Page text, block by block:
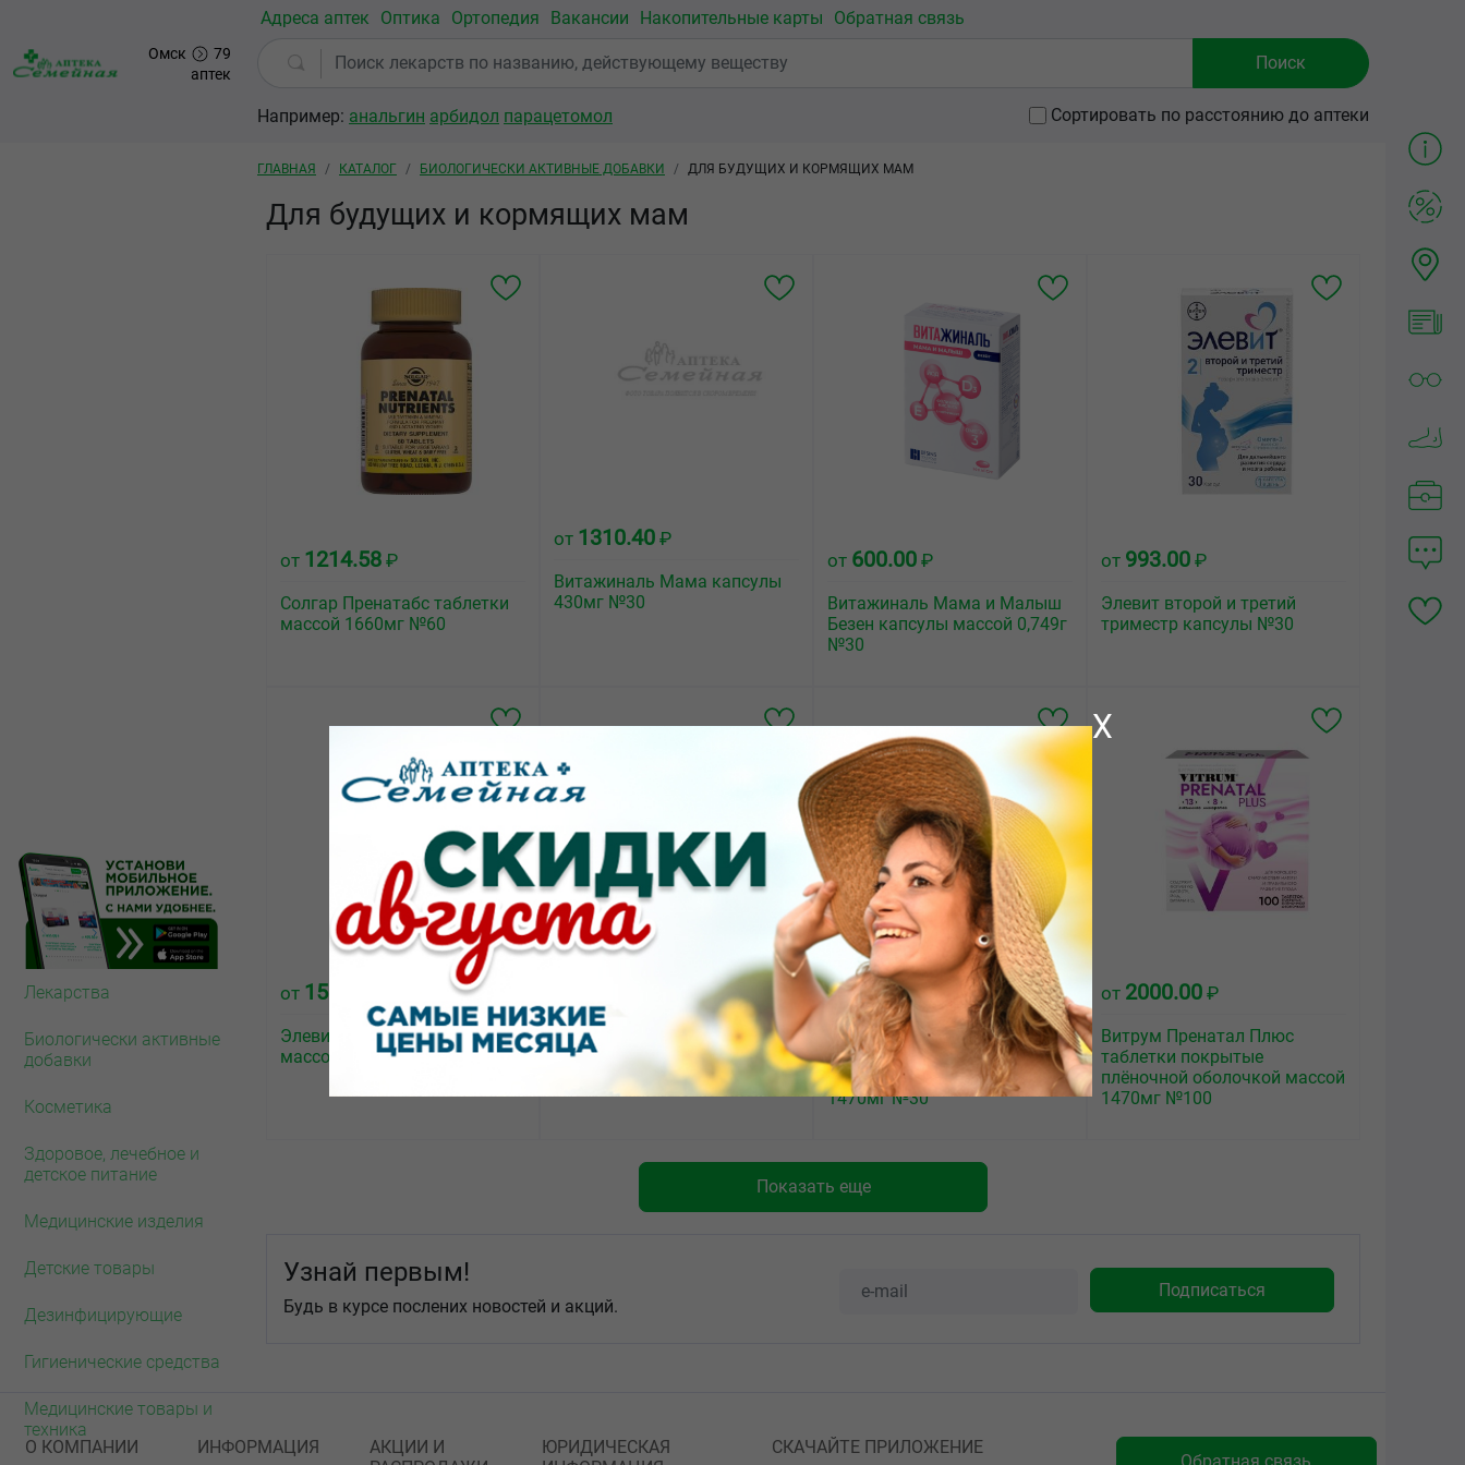
Перейти к основному содержанию
Омск
79
аптек
Адреса аптек Оптика Ортопедия Вакансии Накопительные карты Обратная связь
Например: анальгин арбидол парацетомол Сортировать по расстоянию до аптеки
Лекарства
Биологически активные
добавки
Косметика
Здоровое, лечебное и
детское питание
Медицинские изделия
Детские товары
Дезинфицирующие
Гигиенические средства
Медицинские товары и
техника
Строка навигации
ГЛАВНАЯ КАТАЛОГ БИОЛОГИЧЕСКИ АКТИВНЫЕ ДОБАВКИ ДЛЯ БУДУЩИХ И КОРМЯЩИХ МАМ
Для будущих и кормящих мам
от 1214.58 ₽
Солгар Пренатабс таблетки
массой 1660мг №60
от 1310.40 ₽
Витажиналь Мама капсулы
430мг №30
от 600.00 ₽
Витажиналь Мама и Малыш
Безен капсулы массой 0,749г
№30
от 993.00 ₽
Элевит второй и третий
триместр капсулы №30
от 1500.00
Элевит Кормление капсулы
массой 1259,5мг №30
Элевит Кормление капсулы
массой 1259,5мг №60
от893.73₽
Витрум Пренатал Плюс
таблетки покрытые
плёночной оболочкой массой
1470мг №30
от 2000.00 ₽
Витрум Пренатал Плюс
таблетки покрытые
плёночной оболочкой массой
1470мг №100
Показать еще
Узнай первым!
Будь в курсе послених новостей и акций.
X
О КОМПАНИИ ИНФОРМАЦИЯ
АКЦИИ И
ЮРИДИЧЕСКАЯ
СКАЧАЙТЕ ПРИЛОЖЕНИЕ